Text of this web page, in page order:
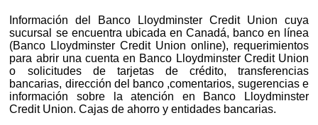
Información del Banco Lloydminster Credit Union cuya
sucursal se encuentra ubicada en Canadá, banco en línea
(Banco Lloydminster Credit Union online), requerimientos
para abrir una cuenta en Banco Lloydminster Credit Union
o solicitudes de tarjetas de crédito, transferencias
bancarias, dirección del banco ,comentarios, sugerencias e
información sobre la atención en Banco Lloydminster
Credit Union. Cajas de ahorro y entidades bancarias.